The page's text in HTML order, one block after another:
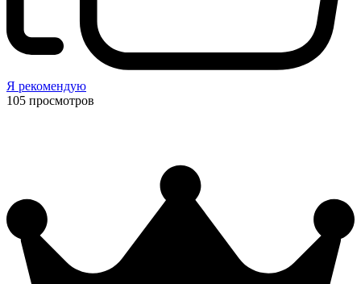
Я рекомендую
105 просмотров